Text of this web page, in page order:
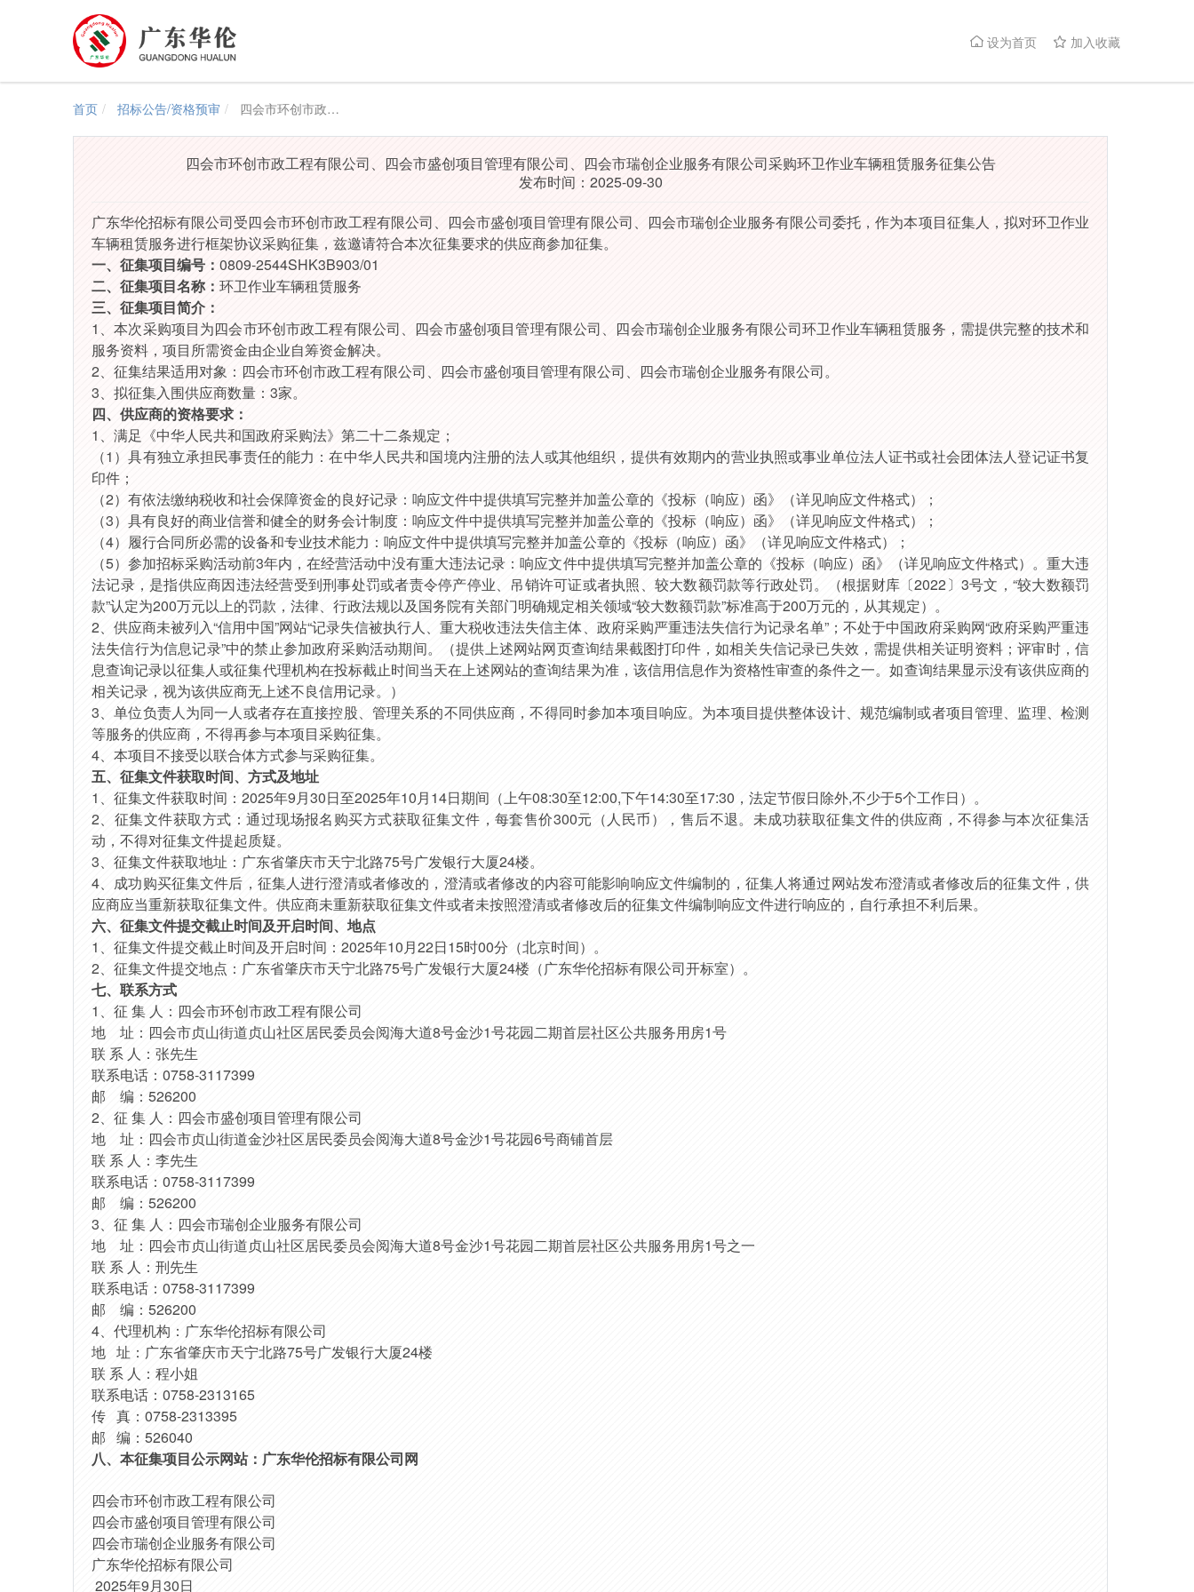
 设为首页  加入收藏
首页 招标公告/资格预审 四会市环创市政工程有限公司、四会市盛创项目管理有限公司、四会市瑞创企业服务有限公司采购环卫作业车辆租赁服务征集公告
四会市环创市政工程有限公司、四会市盛创项目管理有限公司、四会市瑞创企业服务有限公司采购环卫作业车辆租赁服务征集公告
发布时间：2025-09-30
广东华伦招标有限公司受四会市环创市政工程有限公司、四会市盛创项目管理有限公司、四会市瑞创企业服务有限公司委托，作为本项目征集人，拟对环卫作业
车辆租赁服务进行框架协议采购征集，兹邀请符合本次征集要求的供应商参加征集。
一、征集项目编号： 0809-2544SHK3B903/01
二、征集项目名称： 环卫作业车辆租赁服务
三、征集项目简介：
1、本次采购项目为四会市环创市政工程有限公司、四会市盛创项目管理有限公司、四会市瑞创企业服务有限公司环卫作业车辆租赁服务 ， 需提供完整的技术和
服务资料，项目所需资金由企业自筹资金解决。
2、征集结果适用对象： 四会市环创市政工程有限公司、四会市盛创项目管理有限公司、四会市瑞创企业服务有限公司。
3、拟征集入围供应商数量： 3家。
四、供应商的资格要求 ：
1、 满足《中华人民共和国政府采购法》第二十二条规定；
（1）具有独立承担民事责任的能力：在中华人民共和国境内注册的法人或其他组织， 提供有效期内的营业执照或事业单位法人证书或社会团体法人登记证书复
印件；
（2）有依法缴纳税收和社会保障资金的良好记录：响应文件中提供填写完整并加盖公章的《投标（响应） 函》（详见响应文件格式）；
（3）具有良好的商业信誉和健全的财务会计制度：响应文件中提供填写完整并加盖公章的《投标（响应） 函》（详见响应文件格式）；
（4）履行合同所必需的设备和专业技术能力：响应文件中提供填写完整并加盖公章的《投标（响应） 函》（详见响应文件格式）；
（5）参加招标采购活动前3年内，在经营活动中没有重大违法记录：响应文件中提供填写完整并加盖公章的《投标（响应） 函》（详见响应文件格式）。重大违
法记录，是指供应商因违法经营受到刑事处罚或者责令停产停业、吊销许可证或者执照、较大数额罚款等行政处罚。（根据财库〔2022〕3号文，“较大数额罚
款”认定为200万元以上的罚款，法律、行政法规以及国务院有关部门明确规定相关领域“较大数额罚款”标准高于200万元的，从其规定）。
2、供应商未被列入“信用中国”网站“记录失信被执行人、重大税收违法失信主体、政府采购严重违法失信行为记录名单”；不处于中国政府采购网“政府采购严重违
法失信行为信息记录”中的禁止参加政府采购活动期间。（提供上述网站网页查询结果截图打印件，如相关失信记录已失效，需提供相关证明资料；评审时，信
息查询记录以征集人或征集代理机构在投标截止时间当天在上述网站的查询结果为准，该信用信息作为资格性审查的条件之一。如查询结果显示没有该供应商的
相关记录，视为该供应商无上述不良信用记录。）
3、单位负责人为同一人或者存在直接控股、管理关系的不同供应商，不得同时参加本项目响应。为本项目提供整体设计、规范编制或者项目管理、监理、检测
等服务的供应商，不得再参与本项目采购征集。
4、本项目不接受以联合体方式参与采购征集。
五、征集文件获取时间、方式及地址
1、 征集文件获取时间： 2025年9月30日至2025年10月14日期间（上午08:30至12:00,下午14:30至17:30，法定节假日除外,不少于5个工作日）。
2、 征集文件获取方式 ：通过现场报名购买方式获取征集文件，每套售价300元（人民币），售后不退。未成功获取征集文件的供应商，不得参与本次征集活
动，不得对征集文件提起质疑。
3、 征集文件获取地址：广东省肇庆市天宁北路75号广发银行大厦24楼。
4、 成功购买征集文件后，征集人进行澄清或者修改的，澄清或者修改的内容可能影响响应文件编制的，征集人将通过网站发布澄清或者修改后的征集文件，供
应商应当重新获取征集文件。供应商未重新获取征集文件或者未按照澄清或者修改后的征集文件编制响应文件进行响应的，自行承担不利后果。
六、征集文件提交截止时间及开启时间、地点
1、征集文件提交截止时间及开启时间：2025年10月22日15时00分（北京时间）。
2、征集文件提交地点：广东省肇庆市天宁北路75号广发银行大厦24楼（广东华伦招标有限公司开标室）。
七、联系方式
1、征 集 人： 四会市环创市政工程有限公司
地
址：四会市贞山街道贞山社区居民委员会阅海大道8号金沙1号花园二期首层社区公共服务用房1号
联 系 人：张先生
联系电话： 0758-3117399
邮
编： 526200
2、征 集 人：四会市盛创项目管理有限公司
地
址：四会市贞山街道金沙社区居民委员会阅海大道8号金沙1号花园6号商铺首层
联 系 人：李先生
联系电话： 0758-3117399
邮
编： 526200
3、征 集 人：四会市瑞创企业服务有限公司
地
址：四会市贞山街道贞山社区居民委员会阅海大道8号金沙1号花园二期首层社区公共服务用房1号之一
联 系 人：刑先生
联系电话： 0758-3117399
邮
编： 526200
4、代理机构：广东华伦招标有限公司
地 址：广东省肇庆市天宁北路75号广发银行大厦24楼
联 系 人：程小姐
联系电话： 0758-2313165
传 真：0758-2313395
邮 编：526040
八、本征集项目公示网站：广东华伦招标有限公司网
四会市环创市政工程有限公司
四会市盛创项目管理有限公司
四会市瑞创企业服务有限公司
广东华伦招标有限公司
2025年9月30日